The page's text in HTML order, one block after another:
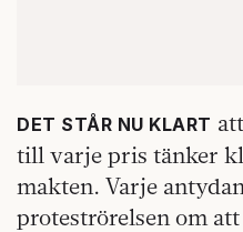
DET STÅR NU KLART
till varje pris tänker
makten. Varje
proteströrelsen om